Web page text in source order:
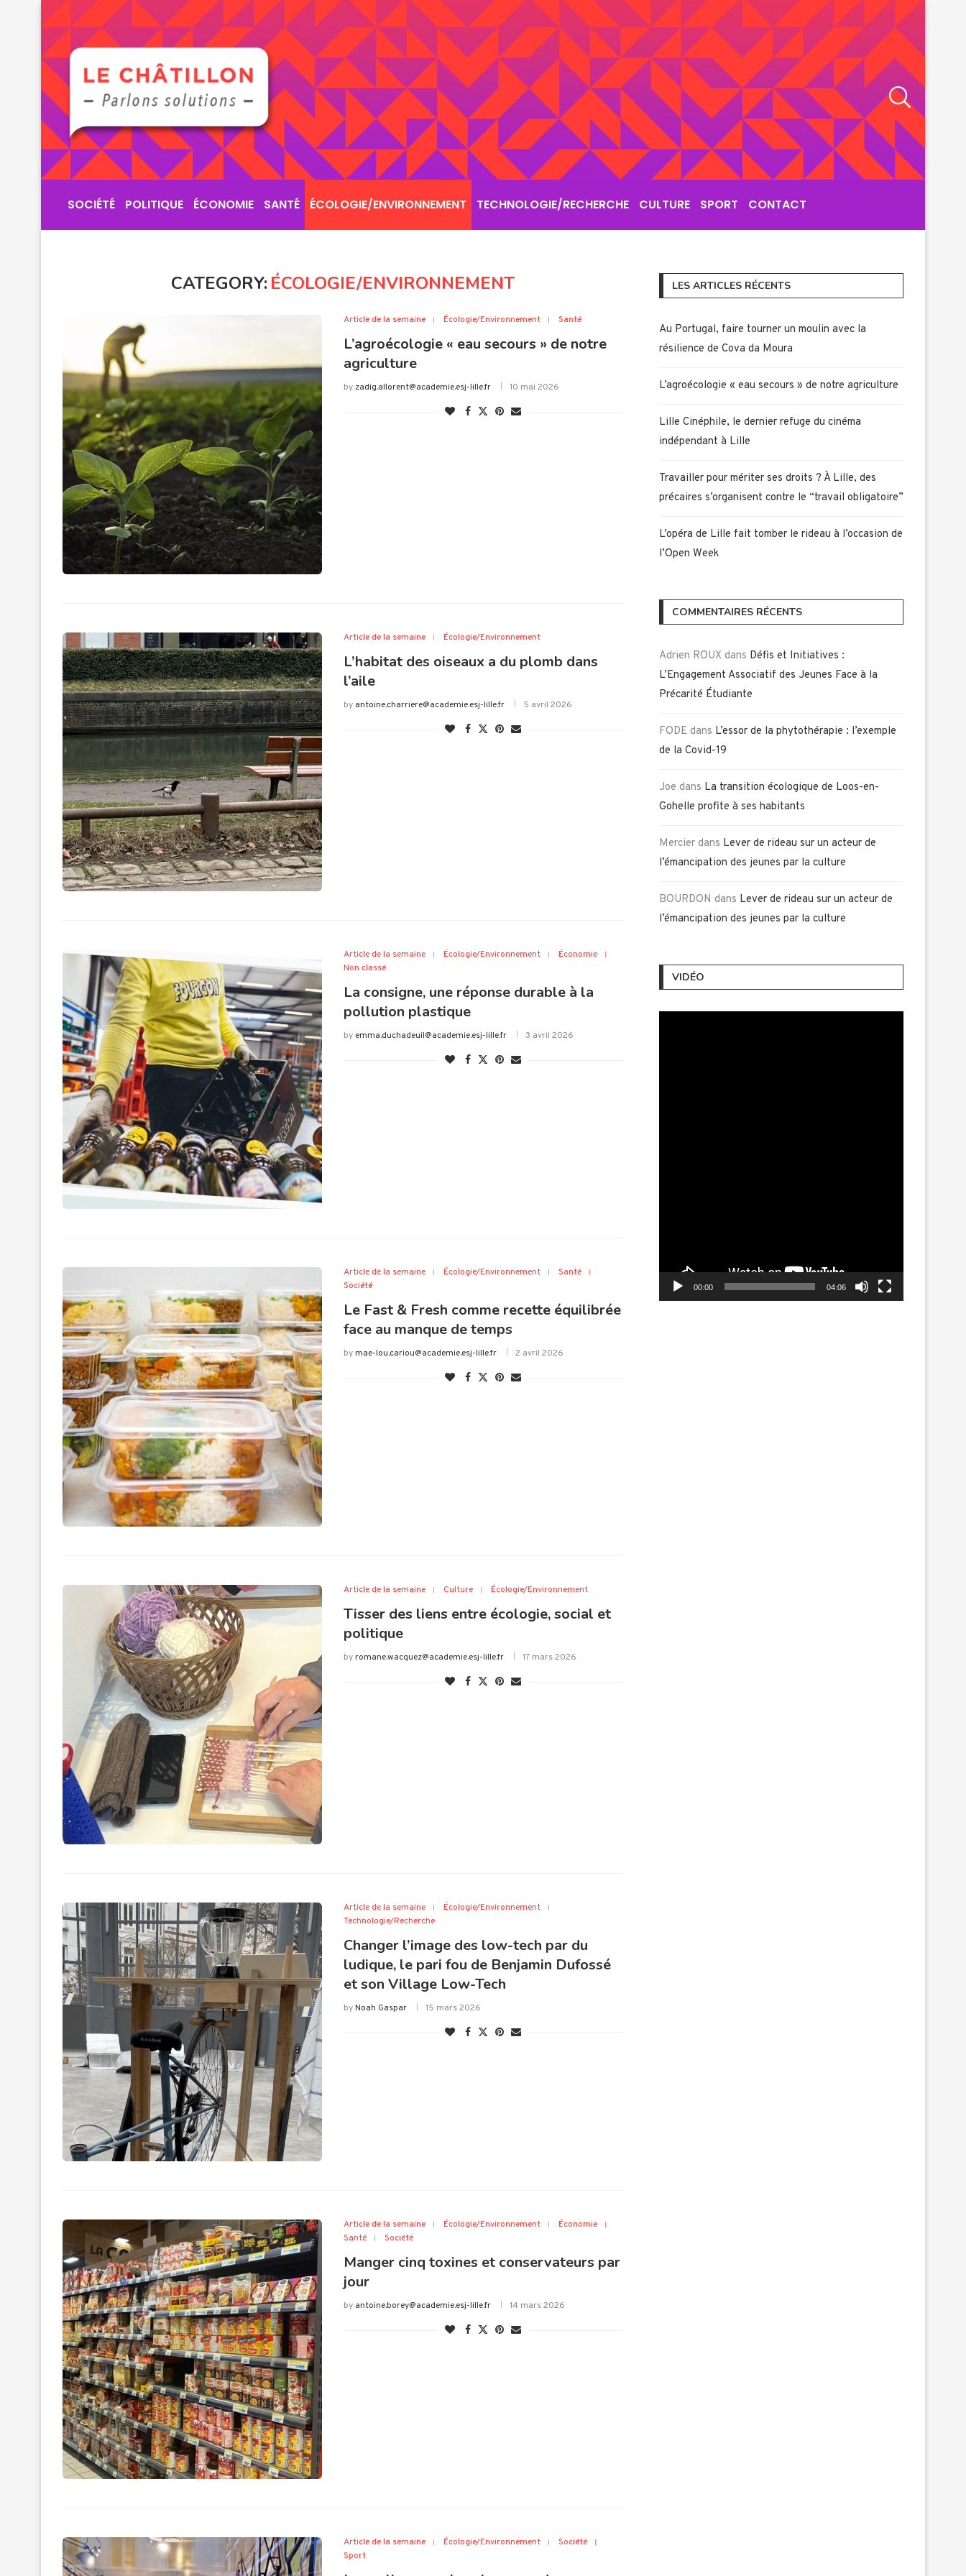
SOCIÉTÉ POLITIQUE ÉCONOMIE SANTÉ ÉCOLOGIE/ENVIRONNEMENT TECHNOLOGIE/RECHERCHE CULTURE SPORT CONTACT
CATEGORY: ÉCOLOGIE/ENVIRONNEMENT
Article de la semaine Écologie/Environnement Santé
L’agroécologie « eau secours » de notre
agriculture
by zadig.allorent@academie.esj-lille.fr 10 mai 2026
Article de la semaine Écologie/Environnement
L’habitat des oiseaux a du plomb dans
l’aile
by antoine.charriere@academie.esj-lille.fr 5 avril 2026
Article de la semaine Écologie/Environnement
Économie
Non classé
La consigne, une réponse durable à la
pollution plastique
by emma.duchadeuil@academie.esj-lille.fr 3 avril 2026
Article de la semaine Écologie/Environnement
Santé
Société
Le Fast & Fresh comme recette équilibrée
face au manque de temps
bymae-lou.cariou@academie.esj-lille.fr 2 avril 2026
Article de la semaine Culture Écologie/Environnement
Tisser des liens entre écologie, social et
politique
byromane.wacquez@academie.esj-lille.fr 17 mars 2026
Article de la semaine
Écologie/Environnement
Technologie/Recherche
Changer l’image des low-tech par du
ludique, le pari fou de Benjamin Dufossé
et son Village Low-Tech
byNoah Gaspar 15 mars 2026
Article de la semaine Écologie/Environnement
Économie
Santé
Société
Manger cinq toxines et conservateurs par
jour
by antoine.borey@academie.esj-lille.fr 14 mars 2026
Article de la semaine Écologie/Environnement
Société
Sport
LES ARTICLES RÉCENTS
Au Portugal, faire tourner un moulin avec la
résilience de Cova da Moura
L’agroécologie « eau secours » de notre agriculture
Lille Cinéphile, le dernier refuge du cinéma
indépendant à Lille
Travailler pour mériter ses droits ? À Lille, des
précaires s’organisent contre le “travail obligatoire”
L’opéra de Lille fait tomber le rideau à l’occasion de
l’Open Week
COMMENTAIRES RÉCENTS
Adrien ROUX dans Défis et Initiatives :
L’Engagement Associatif des Jeunes Face à la
Précarité Étudiante
FODE dans L’essor de la phytothérapie : l’exemple
de la Covid-19
Joe dans La transition écologique de Loos-en-
Gohelle profite à ses habitants
Mercier dans Lever de rideau sur un acteur de
l’émancipation des jeunes par la culture
BOURDON dans Lever de rideau sur un acteur de
l’émancipation des jeunes par la culture
VIDÉO
00:00 04:06